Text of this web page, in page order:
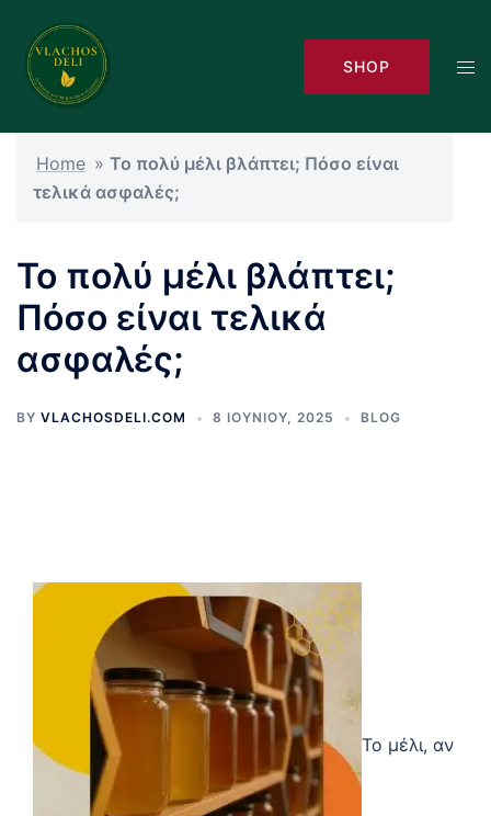
content
SHOP
Home » Το πολύ μέλι βλάπτει; Πόσο είναι
τελικά ασφαλές;
Το πολύ μέλι βλάπτει;
Πόσο είναι τελικά
ασφαλές;
BY VLACHOSDELI.COM 8 ΙΟΥΝΊΟΥ, 2025 BLOG
Το μέλι, αν